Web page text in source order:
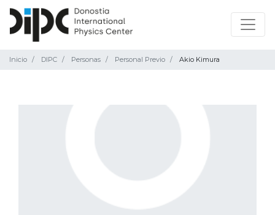
Inicio DIPC Personas Personal Previo Akio Kimura